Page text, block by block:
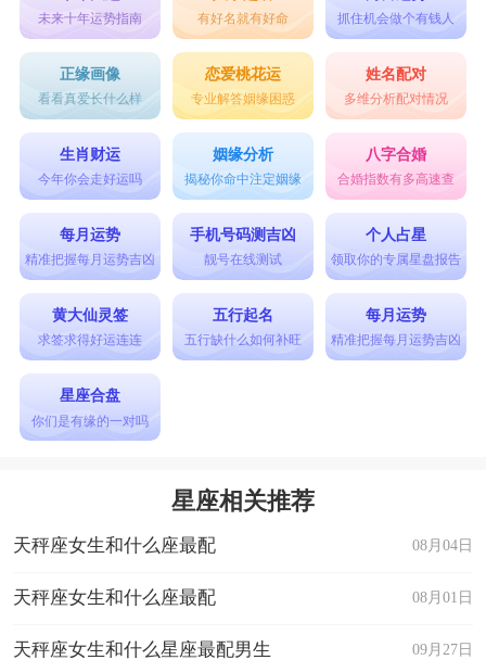
未来十年运势指南 有好名就有好命 抓住机会做个有钱人
正缘画像
看看真爱长什么样
恋爱桃花运
专业解答姻缘困惑
姓名配对
多维分析配对情况
生肖财运
今年你会走好运吗
姻缘分析
揭秘你命中注定姻缘
八字合婚
合婚指数有多高速查
每月运势
精准把握每月运势吉凶
手机号码测吉凶
靓号在线测试
个人占星
领取你的专属星盘报告
黄大仙灵签
求签求得好运连连
五行起名
五行缺什么如何补旺
每月运势
精准把握每月运势吉凶
星座合盘
你们是有缘的一对吗
星座相关推荐
08月04日
天秤座女生和什么座最配
08月01日
天秤座女生和什么座最配
09月27日
天秤座女生和什么星座最配男生